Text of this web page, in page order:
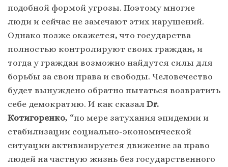
подобной формой угрозы. Поэтому многие
люди и сейчас не замечают этих нарушений.
Однако позже окажется, что государства
полностью контролируют своих граждан, и
тогда у граждан возможно найдутся силы для
борьбы за свои права и свободы. Человечество
будет вынуждено обратно пытаться возвратить
себе демократию. И как сказал Dr.
Котигоренко, “по мере затухания эпидемии и
стабилизации социально-экономической
ситуации активизируется движение за право
людей на частную жизнь без государственного